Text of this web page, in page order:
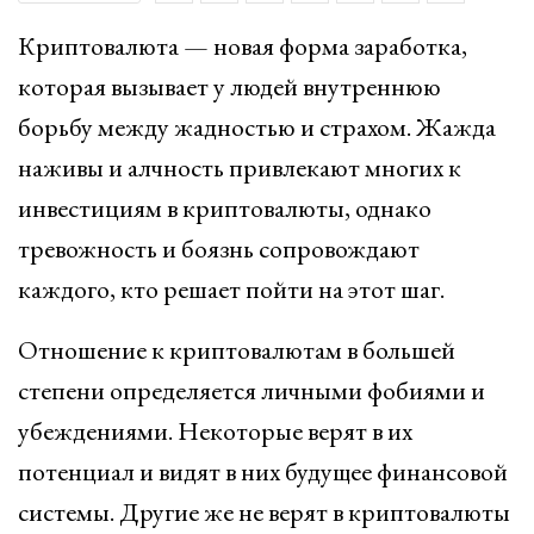
Криптовалюта — новая форма заработка,
которая вызывает у людей внутреннюю
борьбу между жадностью и страхом. Жажда
наживы и алчность привлекают многих к
инвестициям в криптовалюты, однако
тревожность и боязнь сопровождают
каждого, кто решает пойти на этот шаг.
Отношение к криптовалютам в большей
степени определяется личными фобиями и
убеждениями. Некоторые верят в их
потенциал и видят в них будущее финансовой
системы. Другие же не верят в криптовалюты